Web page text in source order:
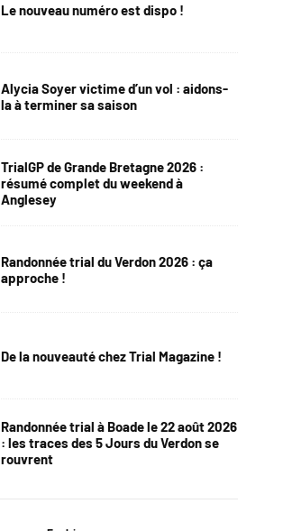
Le nouveau numéro est dispo !
Alycia Soyer victime d’un vol : aidons-
la à terminer sa saison
TrialGP de Grande Bretagne 2026 :
résumé complet du weekend à
Anglesey
Randonnée trial du Verdon 2026 : ça
approche !
De la nouveauté chez Trial Magazine !
Randonnée trial à Boade le 22 août 2026
: les traces des 5 Jours du Verdon se
rouvrent